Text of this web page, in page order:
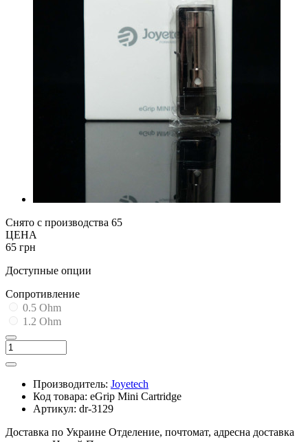
Снято с производства 65
ЦЕНА
65 грн
Доступные опции
Cопротивление
0.5 Ohm
1.2 Ohm
Производитель: Joyetech
Код товара: eGrip Mini Cartridge
Артикул: dr-3129
Доставка по Украине Отделение, почтомат, адресна доставка